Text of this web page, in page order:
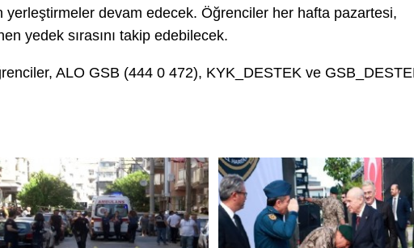
yerleştirmeler devam edecek. Öğrenciler her hafta pazartesi,
yedek sırasını takip edebilecek.
ALO GSB (444 0 472), KYK_DESTEK ve